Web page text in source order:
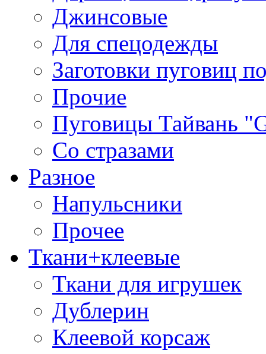
Джинсовые
Для спецодежды
Заготовки пуговиц
Прочие
Пуговицы Тайвань
Со стразами
Разное
Напульсники
Прочее
Ткани+клеевые
Ткани для игрушек
Дублерин
Клеевой корсаж